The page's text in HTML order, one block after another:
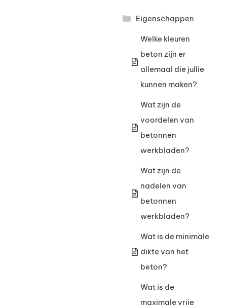
Eigenschappen
Welke kleuren
beton zijn er
allemaal die jullie
kunnen maken?
Wat zijn de
voordelen van
betonnen
werkbladen?
Wat zijn de
nadelen van
betonnen
werkbladen?
Wat is de minimale
dikte van het
beton?
Wat is de
maximale vrije